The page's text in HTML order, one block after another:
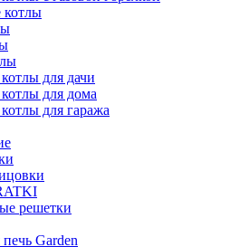
котлы
для дачи
для дома
для гаража
решетки
Garden